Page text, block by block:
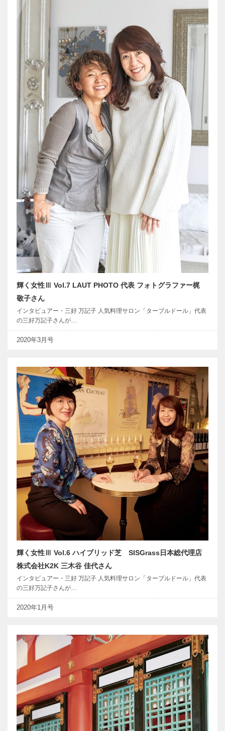
輝く女性Ⅲ Vol.7 LAUT PHOTO 代表 フォトグラファー梶
敬子さん
インタビュアー・三好 万記子 人気料理サロン「ターブルドール」代表
の三好万記子さんが…
2020年3月号
輝く女性Ⅲ Vol.6 ハイブリッド芝 SISGrass日本総代理店
株式会社K2K 三木谷 佳代さん
インタビュアー・三好 万記子 人気料理サロン「ターブルドール」代表
の三好万記子さんが…
2020年1月号